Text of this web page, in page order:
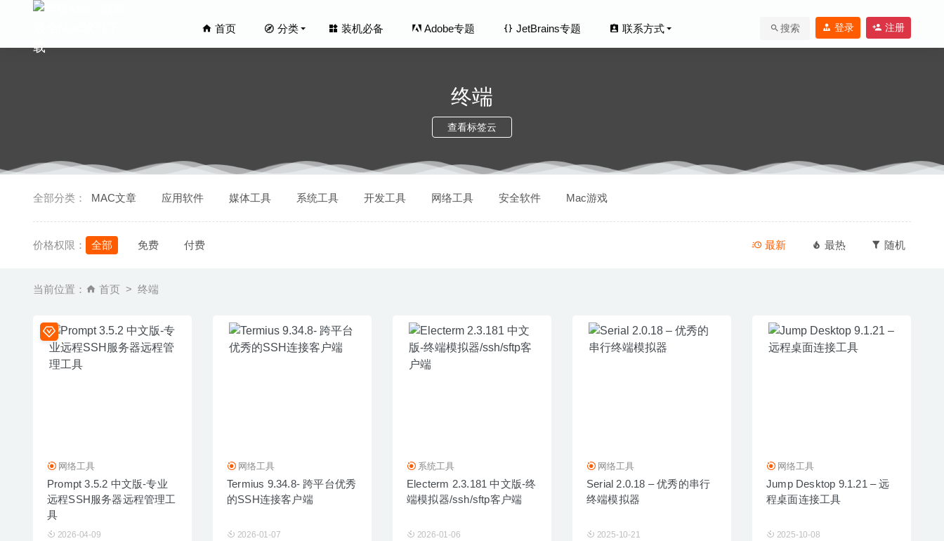
首页 分类 装机必备 Adobe专题 JetBrains专题 联系方式 搜索 登录 注册
终端
查看标签云
全部分类： MAC文章 应用软件 媒体工具 系统工具 开发工具 网络工具 安全软件 Mac游戏
价格权限： 全部 免费 付费 最新 最热 随机
当前位置： 首页 终端
网络工具
Prompt 3.5.2 中文版-专业
远程SSH服务器远程管理工
具
2026-04-09
网络工具
Termius 9.34.8- 跨平台优秀
的SSH连接客户端
2026-01-07
系统工具
Electerm 2.3.181 中文版-终
端模拟器/ssh/sftp客户端
2026-01-06
网络工具
Serial 2.0.18 – 优秀的串行
终端模拟器
2025-10-21
网络工具
Jump Desktop 9.1.21 – 远
程桌面连接工具
2025-10-08